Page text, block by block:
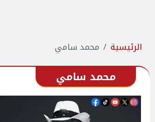
الرئيسية محمد سامي
محمد سامي